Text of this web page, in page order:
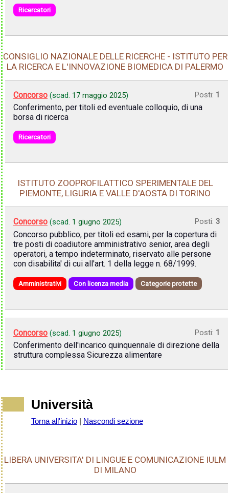
Ricercatori
CONSIGLIO NAZIONALE DELLE RICERCHE - ISTITUTO PER
LA RICERCA E L'INNOVAZIONE BIOMEDICA DI PALERMO
Concorso (scad. 17 maggio 2025) Posti: 1
Conferimento, per titoli ed eventuale colloquio, di una
borsa di ricerca
Ricercatori
ISTITUTO ZOOPROFILATTICO SPERIMENTALE DEL
PIEMONTE, LIGURIA E VALLE D'AOSTA DI TORINO
Concorso (scad. 1 giugno 2025) Posti: 3
Concorso pubblico, per titoli ed esami, per la copertura di
tre posti di coadiutore amministrativo senior, area degli
operatori, a tempo indeterminato, riservato alle persone
con disabilita' di cui all'art. 1 della legge n. 68/1999.
Amministrativi Con licenza media Categorie protette
Concorso (scad. 1 giugno 2025) Posti: 1
Conferimento dell'incarico quinquennale di direzione della
struttura complessa Sicurezza alimentare
Università
Torna all'inizio| Nascondi sezione
LIBERA UNIVERSITA' DI LINGUE E COMUNICAZIONE IULM
DI MILANO